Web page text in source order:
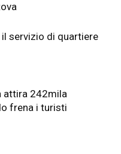
il servizio di quartiere
attira 242mila
frena i turisti